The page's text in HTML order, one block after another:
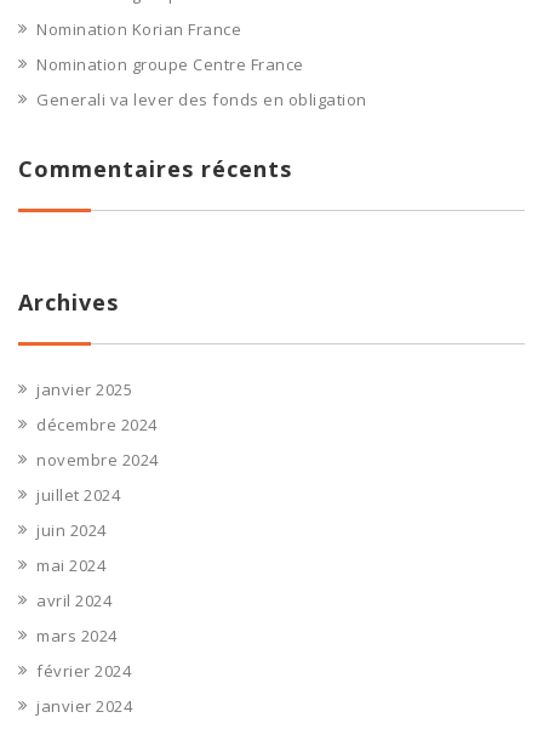
Nomination Korian France
Nomination groupe Centre France
Generali va lever des fonds en obligation
Commentaires récents
Archives
janvier 2025
décembre 2024
novembre 2024
juillet 2024
juin 2024
mai 2024
avril 2024
mars 2024
février 2024
janvier 2024